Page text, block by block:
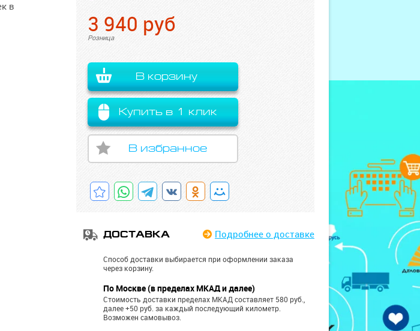
в
3 940 руб
Розница
В корзину
Купить в 1 клик
В избранное
ДОСТАВКА Подробнее о доставке
Способ доставки выбирается при оформлении заказа
через корзину.
По Москве (в пределах МКАД и далее)
Стоимость доставки пределах МКАД составляет 580 руб.,
далее +50 руб. за каждый последующий километр.
Возможен самовывоз.